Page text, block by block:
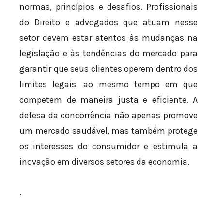
normas, princípios e desafios. Profissionais
do Direito e advogados que atuam nesse
setor devem estar atentos às mudanças na
legislação e às tendências do mercado para
garantir que seus clientes operem dentro dos
limites legais, ao mesmo tempo em que
competem de maneira justa e eficiente. A
defesa da concorrência não apenas promove
um mercado saudável, mas também protege
os interesses do consumidor e estimula a
inovação em diversos setores da economia.
.